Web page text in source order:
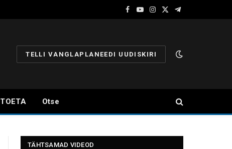
Facebook
YouTube
Instagram
X
Telegram
TELLI VANGLAPLANEEDI UUDISKIRI
TOETA Otse
TÄHTSAMAD VIDEOD